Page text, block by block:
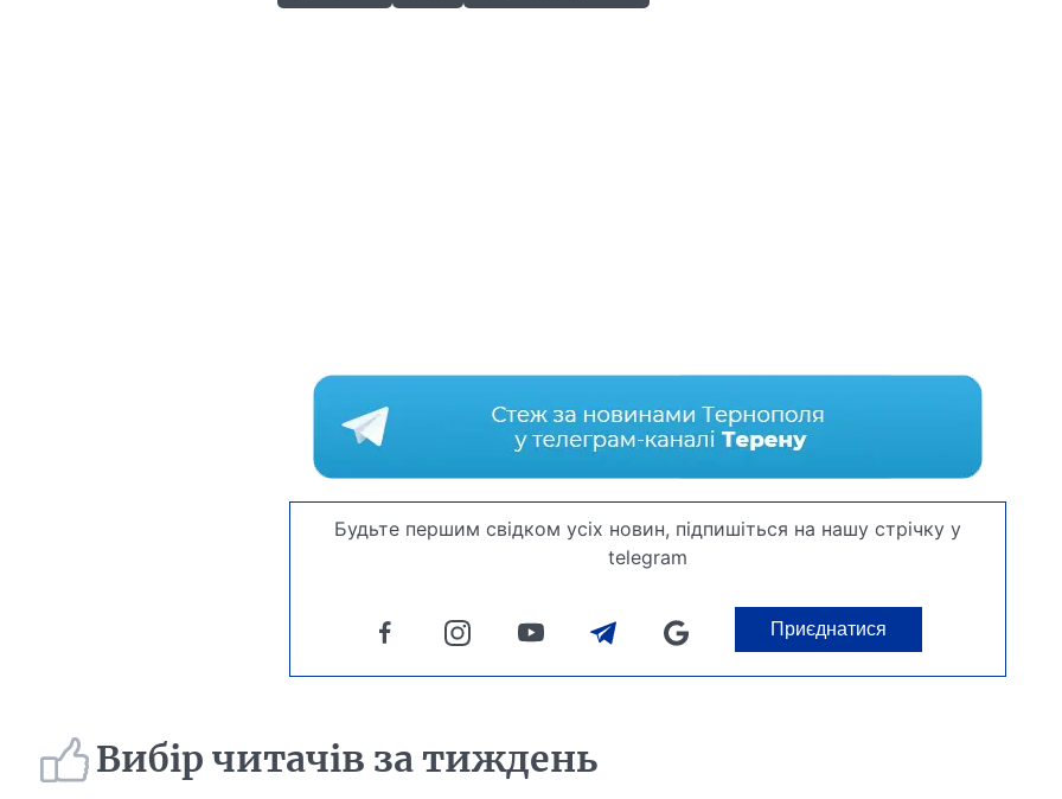
Будьте першим свідком усіх новин, підпишіться на нашу стрічку у
telegram
Приєднатися
Вибір читачів за тиждень